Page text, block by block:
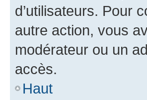
d’utilisateurs. Pour
autre action, vous
modérateur ou un
accès.
Haut